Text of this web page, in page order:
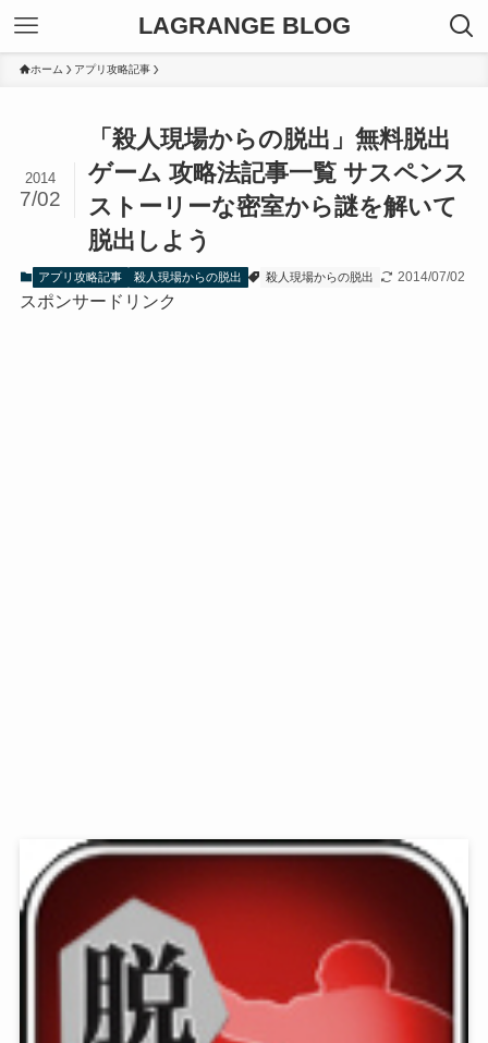
LAGRANGE BLOG
ホーム アプリ攻略記事
「殺人現場からの脱出」無料脱出
ゲーム 攻略法記事一覧 サスペンス
ストーリーな密室から謎を解いて
脱出しよう
2014
7/02
アプリ攻略記事 殺人現場からの脱出 殺人現場からの脱出 2014/07/02
スポンサードリンク